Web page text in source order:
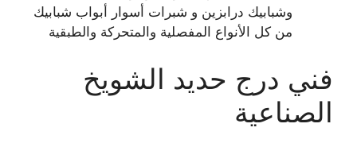
وشبابيك درابزين و شبرات أسوار أبواب شبابيك
من كل الأنواع المفصلية والمتحركة والطبقية
فني درج حديد الشويخ
الصناعية